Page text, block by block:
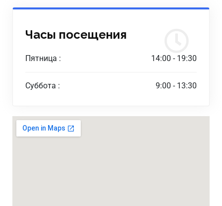
Часы посещения
Пятница : 14:00 - 19:30
Суббота : 9:00 - 13:30